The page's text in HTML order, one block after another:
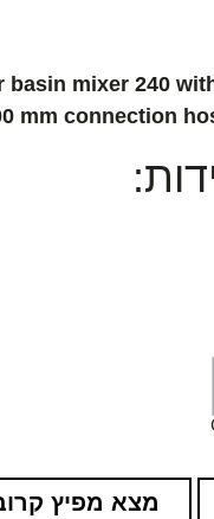
basin mixer 240
mm connection
מצא מפיץ